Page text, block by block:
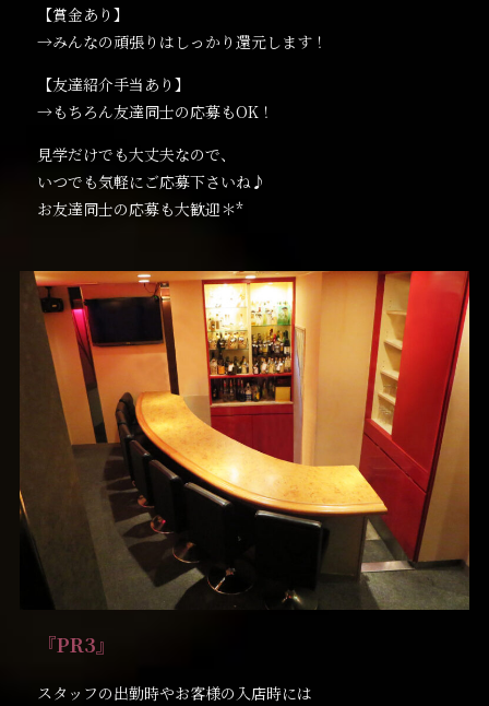
【賞金あり】
→みんなの頑張りはしっかり還元します！
【友達紹介手当あり】
→もちろん友達同士の応募もOK！
見学だけでも大丈夫なので、
いつでも気軽にご応募下さいね♪
お友達同士の応募も大歓迎＊*
『PR3』
スタッフの出勤時やお客様の入店時には